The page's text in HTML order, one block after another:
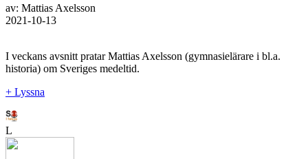
av: Mattias Axelsson
2021-10-13
I veckans avsnitt pratar Mattias Axelsson (gymnasielärare i bl.a.
historia) om Sveriges medeltid.
+ Lyssna
L